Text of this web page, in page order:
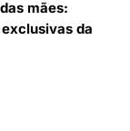
mães:
da